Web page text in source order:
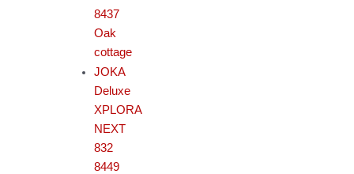
8437
Oak
cottage
JOKA
Deluxe
XPLORA
NEXT
832
8449